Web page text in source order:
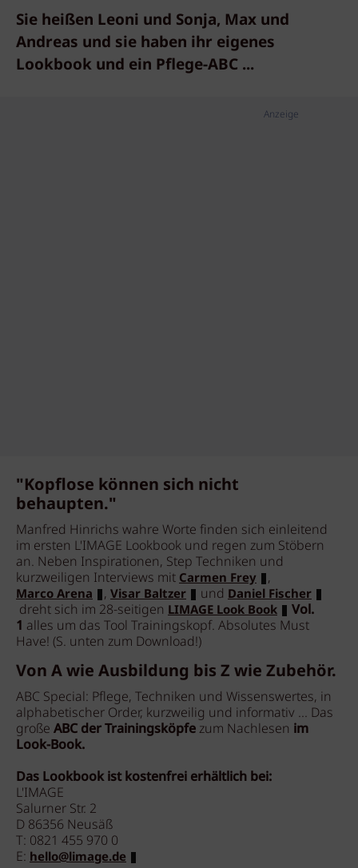
Sie heißen Leoni und Sonja, Max und
Andreas und sie haben ihr eigenes
Lookbook und ein Pflege-ABC ...
Anzeige
"Kopflose können sich nicht
behaupten."
Manfred Hinrichs wahre Worte finden sich einleitend
im ersten L'IMAGE Lookbook und regen zum Stöbern
an. Neben Inspirationen, Step Techniken und
kurzweiligen Interviews mitCarmen Frey ,
Marco Arena , Visar Baltzer und Daniel Fischer
dreht sich im 28-seitigen LIMAGE Look Book
Vol.
1 alles um das Tool Trainingskopf. Absolutes Must
Have! (S. unten zum Download!)
Von A wie Ausbildung bis Z wie Zubehör.
ABC Special: Pflege, Techniken und Wissenswertes, in
alphabetischer Order, kurzweilig und informativ ... Das
große ABC der Trainingsköpfe zum Nachlesen im
Look-Book.
Das Lookbook ist kostenfrei erhältlich bei:
L'IMAGE
Salurner Str. 2
D 86356 Neusäß
T: 0821 455 970 0
E: hello@limage.de